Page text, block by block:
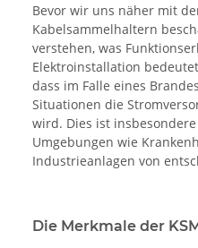
Bevor wir uns näher mit
Kabelsammelhaltern
verstehen, was
Elektroinstallation
dass im Falle eines
Situationen die
wird. Dies ist
Umgebungen wie
Industrieanlagen von
Die Merkmale der